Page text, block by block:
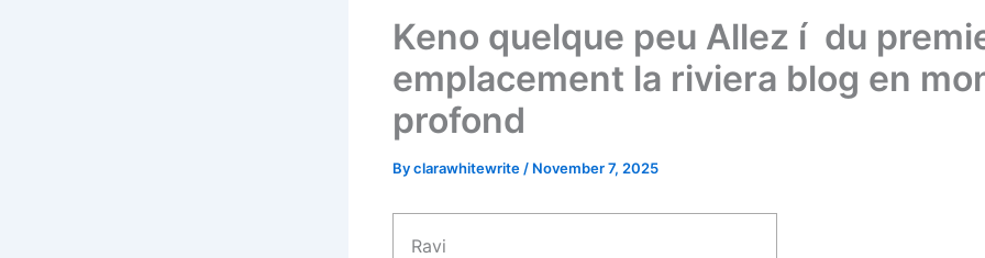
Keno quelque peu Allez í du
emplacement la riviera blog en
profond
Byclarawhitewrite / November 7, 2025
Ravi